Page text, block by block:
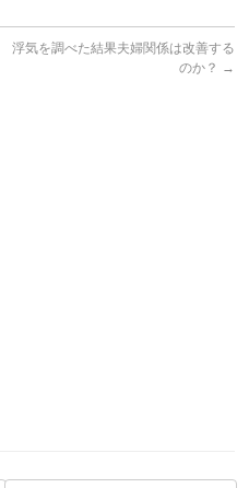
浮気を調べた結果夫婦関係は改善する
のか？ →